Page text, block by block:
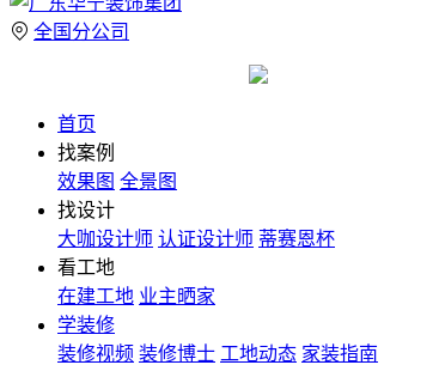
全国分公司
首页
找案例
效果图 全景图
找设计
大咖设计师 认证设计师 蒂赛恩杯
看工地
在建工地 业主晒家
学装修
装修视频 装修博士 工地动态 家装指南